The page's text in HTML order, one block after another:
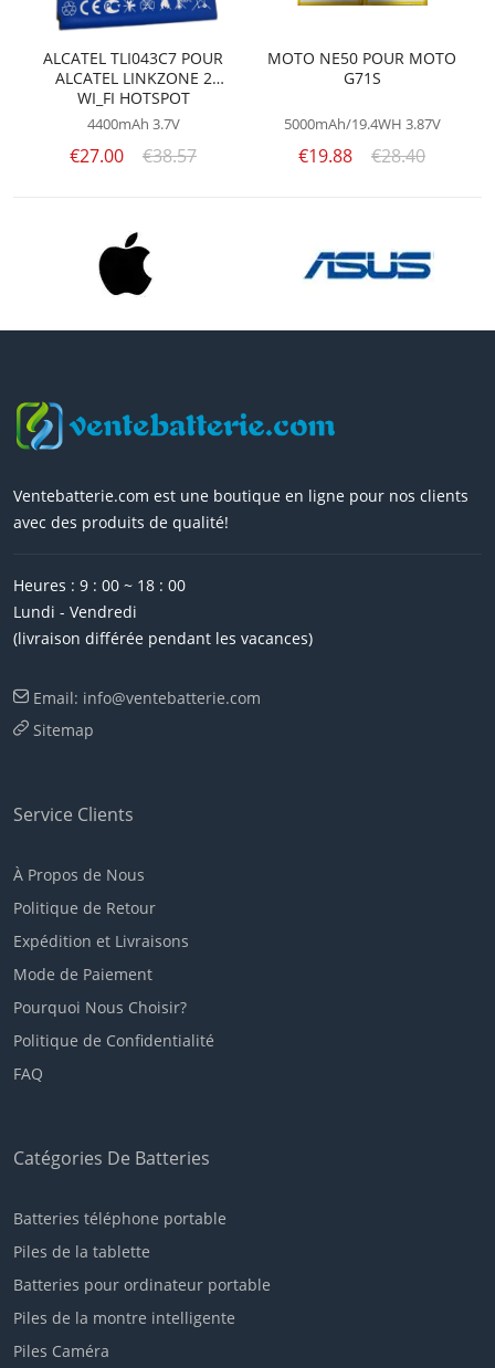
ALCATEL TLI043C7 POUR
ALCATEL LINKZONE 2
WI_FI HOTSPOT
MW43TM21
4400mAh 3.7V
€27.00 €38.57
MOTO NE50 POUR MOTO
G71S
5000mAh/19.4WH 3.87V
€19.88 €28.40
Ventebatterie.com est une boutique en ligne pour nos clients
avec des produits de qualité!
Heures : 9 : 00 ~ 18 : 00
Lundi - Vendredi
(livraison différée pendant les vacances)
Email: info@ventebatterie.com
Sitemap
Service Clients
À Propos de Nous
Politique de Retour
Expédition et Livraisons
Mode de Paiement
Pourquoi Nous Choisir?
Politique de Confidentialité
FAQ
Catégories De Batteries
Batteries téléphone portable
Piles de la tablette
Batteries pour ordinateur portable
Piles de la montre intelligente
Piles Caméra